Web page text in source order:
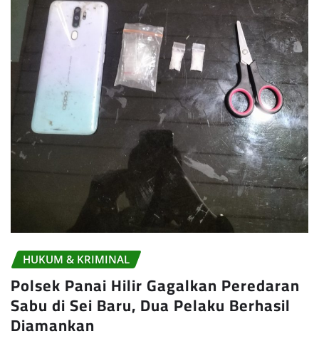
HUKUM & KRIMINAL
Polsek Panai Hilir Gagalkan Peredaran
Sabu di Sei Baru, Dua Pelaku Berhasil
Diamankan